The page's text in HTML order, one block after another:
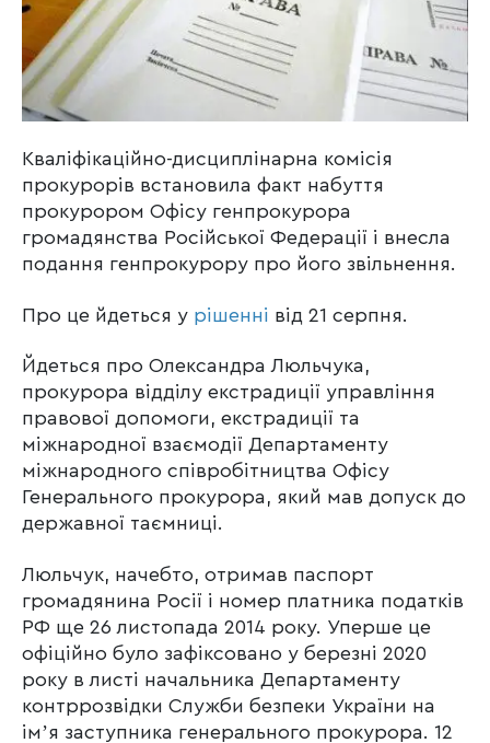
Кваліфікаційно-дисциплінарна комісія
прокурорів встановила факт набуття
прокурором Офісу генпрокурора
громадянства Російської Федерації і внесла
подання генпрокурору про його звільнення.
Про це йдеться у рішенні від 21 серпня.
Йдеться про Олександра Люльчука,
прокурора відділу екстрадиції управління
правової допомоги, екстрадиції та
міжнародної взаємодії Департаменту
міжнародного співробітництва Офісу
Генерального прокурора, який мав допуск до
державної таємниці.
Люльчук, начебто, отримав паспорт
громадянина Росії і номер платника податків
РФ ще 26 листопада 2014 року. Уперше це
офіційно було зафіксовано у березні 2020
року в листі начальника Департаменту
контррозвідки Служби безпеки України на
імʼя заступника генерального прокурора. 12